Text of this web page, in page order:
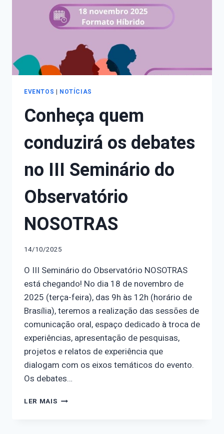
DO
OBSERVATÓRIO
NOSOTRAS
EVENTOS | NOTÍCIAS
Conheça quem
conduzirá os debates
no III Seminário do
Observatório
NOSOTRAS
14/10/2025
O III Seminário do Observatório NOSOTRAS
está chegando! No dia 18 de novembro de
2025 (terça-feira), das 9h às 12h (horário de
Brasília), teremos a realização das sessões de
comunicação oral, espaço dedicado à troca de
experiências, apresentação de pesquisas,
projetos e relatos de experiência que
dialogam com os eixos temáticos do evento.
Os debates…
LER MAIS CONHEÇA